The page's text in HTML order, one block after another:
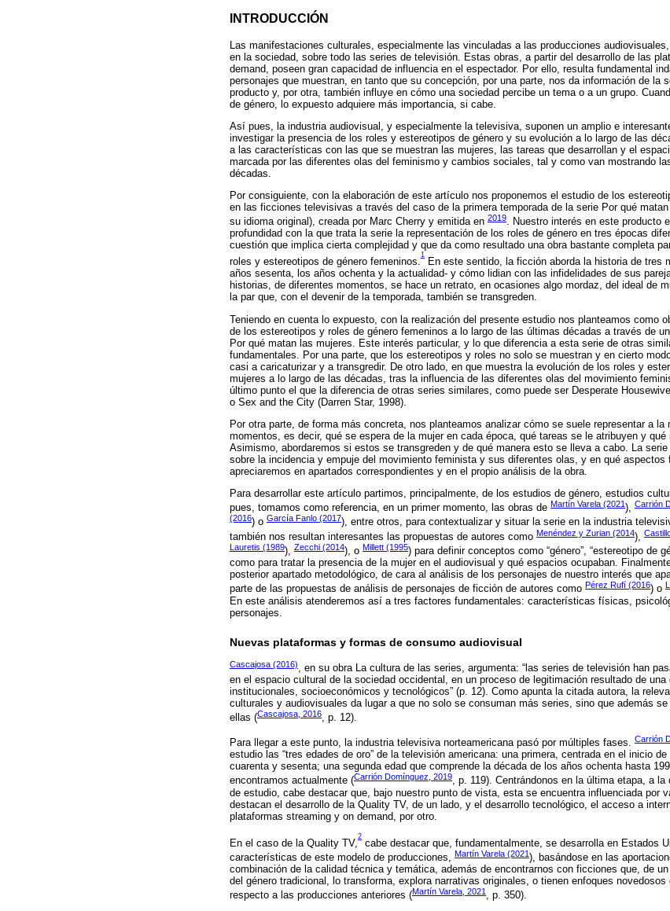
INTRODUCCIÓN
Las manifestaciones culturales, especialmente las vinculadas a las producciones
en la sociedad, sobre todo las series de televisión. Estas obras, a partir del desarrollo de las
demand, poseen gran capacidad de influencia en el espectador. Por ello, resulta fundamental
personajes que muestran, en tanto que su concepción, por una parte, nos da información de la
producto y, por otra, también influye en cómo una sociedad percibe un tema o a un grupo.
de género, lo expuesto adquiere más importancia, si cabe.
Así pues, la industria audiovisual, y especialmente la televisiva, suponen un amplio e
investigar la presencia de los roles y estereotipos de género y su evolución a lo largo de las
a las características con las que se muestran las mujeres, las tareas que desarrollan y el
marcada por las diferentes olas del feminismo y cambios sociales, tal y como van mostrando
décadas.
Por consiguiente, con la elaboración de este artículo nos proponemos el estudio de los
en las ficciones televisivas a través del caso de la primera temporada de la serie Por qué
su idioma original), creada por Marc Cherry y emitida en 2019. Nuestro interés en este producto
profundidad con la que trata la serie la representación de los roles de género en tres épocas
cuestión que implica cierta complejidad y que da como resultado una obra bastante completa
roles y estereotipos de género femeninos.
1
En este sentido, la ficción aborda la historia de tres
años sesenta, los años ochenta y la actualidad- y cómo lidian con las infidelidades de sus
historias, de diferentes momentos, se hace un retrato, en ocasiones algo mordaz, del ideal de
la par que, con el devenir de la temporada, también se transgreden.
Teniendo en cuenta lo expuesto, con la realización del presente estudio nos planteamos como
de los estereotipos y roles de género femeninos a lo largo de las últimas décadas a través de
Por qué matan las mujeres. Este interés particular, y lo que diferencia a esta serie de otras
fundamentales. Por una parte, que los estereotipos y roles no solo se muestran y en cierto
casi a caricaturizar y a transgredir. De otro lado, en que muestra la evolución de los roles y
mujeres a lo largo de las décadas, tras la influencia de las diferentes olas del movimiento
último punto el que la diferencia de otras series similares, como puede ser Desperate
o Sex and the City (Darren Star, 1998).
Por otra parte, de forma más concreta, nos planteamos analizar cómo se suele representar a la
momentos, es decir, qué se espera de la mujer en cada época, qué tareas se le atribuyen y qué
Asimismo, abordaremos si estos se transgreden y de qué manera esto se lleva a cabo. La
sobre la incidencia y empuje del movimiento feminista y sus diferentes olas, y en qué
apreciaremos en apartados correspondientes y en el propio análisis de la obra.
Para desarrollar este artículo partimos, principalmente, de los estudios de género, estudios
pues, tomamos como referencia, en un primer momento, las obras de Martín Varela (2021), Carrión
(2016) o García Fanlo (2017), entre otros, para contextualizar y situar la serie en la industria
también nos resultan interesantes las propuestas de autores como Menéndez y Zurian (2014),
Lauretis (1989), Zecchi (2014), o Millett (1995) para definir conceptos como “género”, “estereotipo de
como para tratar la presencia de la mujer en el audiovisual y qué espacios ocupaban.
posterior apartado metodológico, de cara al análisis de los personajes de nuestro interés que
parte de las propuestas de análisis de personajes de ficción de autores como Pérez Rufí (2016) o
En este análisis atenderemos así a tres factores fundamentales: características físicas,
personajes.
Nuevas plataformas y formas de consumo audiovisual
Cascajosa (2016), en su obra La cultura de las series, argumenta: “las series de televisión han
en el espacio cultural de la sociedad occidental, en un proceso de legitimación resultado de
institucionales, socioeconómicos y tecnológicos” (p. 12). Como apunta la citada autora, la
culturales y audiovisuales da lugar a que no solo se consuman más series, sino que además
ellas (Cascajosa, 2016, p. 12).
Para llegar a este punto, la industria televisiva norteamericana pasó por múltiples fases. Carrión
estudio las “tres edades de oro” de la televisión americana: una primera, centrada en el inicio
cuarenta y sesenta; una segunda edad que comprende la década de los años ochenta hasta
encontramos actualmente (Carrión Domínguez, 2019, p. 119). Centrándonos en la última etapa, a
de estudio, cabe destacar que, bajo nuestro punto de vista, esta se encuentra influenciada por
destacan el desarrollo de la Quality TV, de un lado, y el desarrollo tecnológico, el acceso a
plataformas streaming y on demand, por otro.
En el caso de la Quality TV,
2
cabe destacar que, fundamentalmente, se desarrolla en Estados
características de este modelo de producciones, Martín Varela (2021), basándose en las
combinación de la calidad técnica y temática, además de encontrarnos con ficciones que, de
del género tradicional, lo transforma, explora narrativas originales, o tienen enfoques
respecto a las producciones anteriores (Martín Varela, 2021, p. 350).